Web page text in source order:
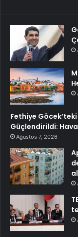
Fethiye
Güçlendirildi: Hava
Ağustos 7, 2026